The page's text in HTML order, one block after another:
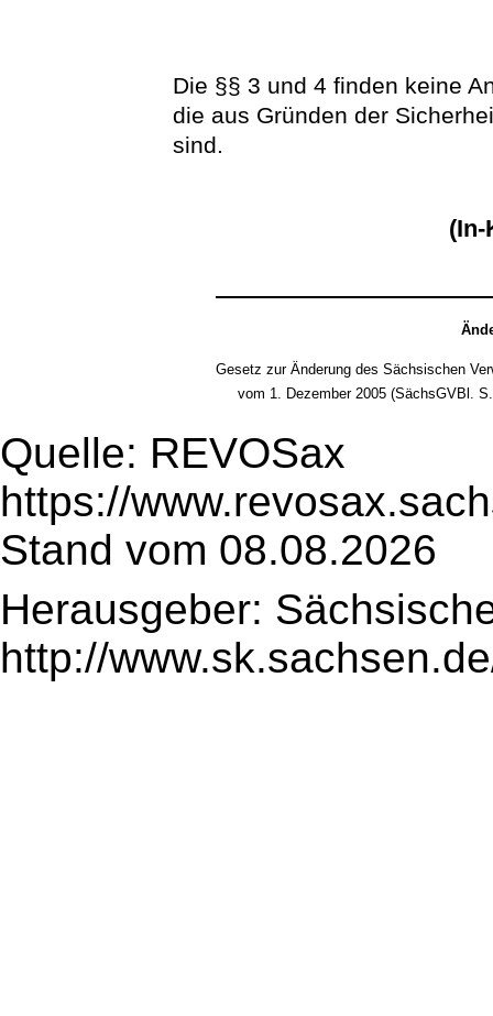
Die §§ 3 und 4 finden keine
die aus Gründen der
sind.
(In-
Gesetz zur Änderung des Sächsischen
vom 1. Dezember 2005 (SächsGVBl.
Quelle: REVOSax
https://
Stand vom 08.08.2026
Herausgeber:
http://